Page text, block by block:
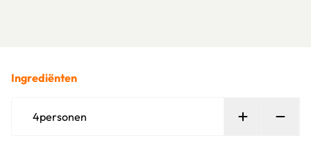
Ingrediënten
4personen Persoon